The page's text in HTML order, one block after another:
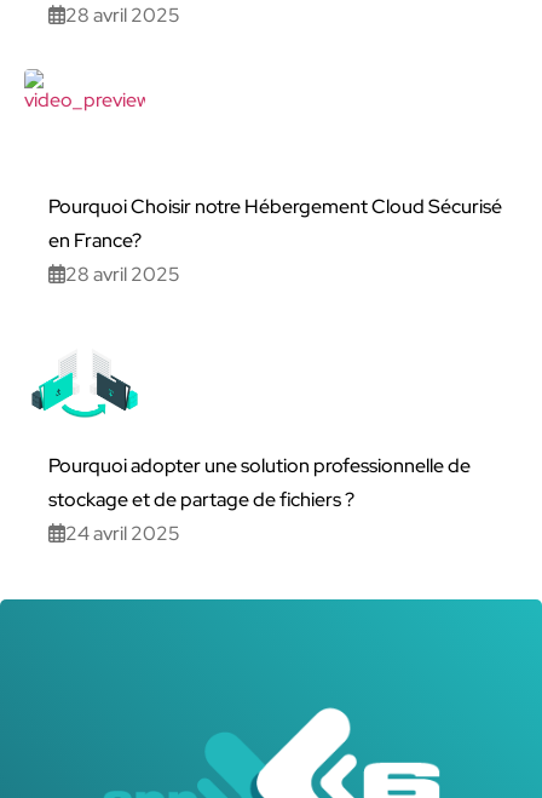
28 avril 2025
Pourquoi Choisir notre Hébergement Cloud Sécurisé
en France?
28 avril 2025
Pourquoi adopter une solution professionnelle de
stockage et de partage de fichiers ?
24 avril 2025